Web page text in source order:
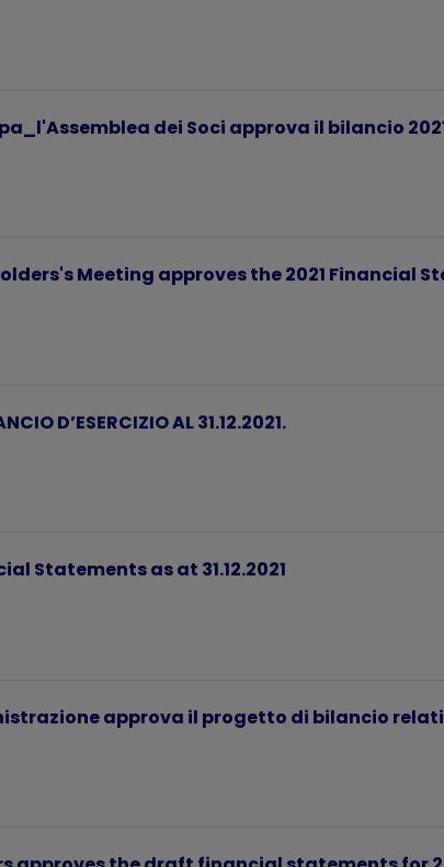
dei Soci approva il bilancio
Meeting approves the 2021 Financial
D’ESERCIZIO AL 31.12.2021.
Statements as at 31.12.2021
approva il progetto di bilancio